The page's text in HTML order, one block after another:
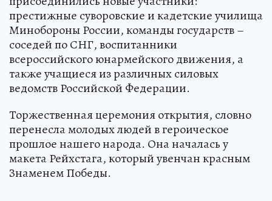
престижные суворовские и кадетские училища
Минобороны России, команды государств –
соседей по СНГ, воспитанники
всероссийского юнармейского движения, а
также учащиеся из различных силовых
ведомств Российской Федерации.
Торжественная церемония открытия, словно
перенесла молодых людей в героическое
прошлое нашего народа. Она началась у
макета Рейхстага, который увенчан красным
Знаменем Победы.